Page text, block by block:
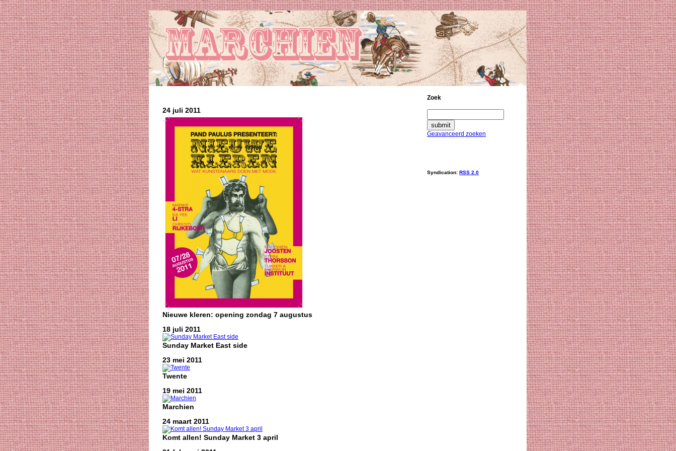
24 juli 2011
Nieuwe kleren: opening zondag 7 augustus
18 juli 2011
Sunday Market East side
23 mei 2011
Twente
19 mei 2011
Marchien
24 maart 2011
Komt allen! Sunday Market 3 april
Zoek
Geavanceerd zoeken
Syndication: RSS 2.0